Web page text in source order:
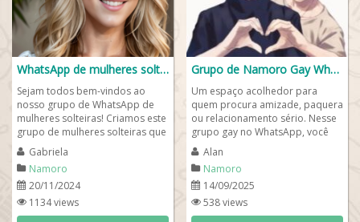
WhatsApp de mulheres solteiras💄👄
Sejam todos bem-vindos ao
nosso grupo de WhatsApp de
mulheres solteiras! Criamos este
grupo de mulheres solteiras que
estão dispostas a fazer novas
amizades...
Gabriela
Namoro
20/11/2024
1134 views
Grupo de Namoro Gay WhatsApp 🏳️‍🌈
Um espaço acolhedor para
quem procura amizade, paquera
ou relacionamento sério. Nesse
grupo gay no WhatsApp, você
vai encontrar pessoas de mente
aberta,...
Alan
Namoro
14/09/2025
538 views